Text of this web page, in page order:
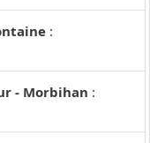
:
- Morbihan :